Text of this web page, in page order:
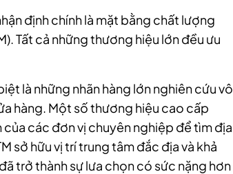
định chính là mặt bằng chất lượng
Tất cả những thương hiệu lớn đều ưu
là những nhãn hàng lớn nghiên cứu vô
hàng. Một số thương hiệu cao cấp
các đơn vị chuyên nghiệp để tìm địa
sở hữu vị trí trung tâm đắc địa và khả
trở thành sự lưa chọn có sức nặng hơn